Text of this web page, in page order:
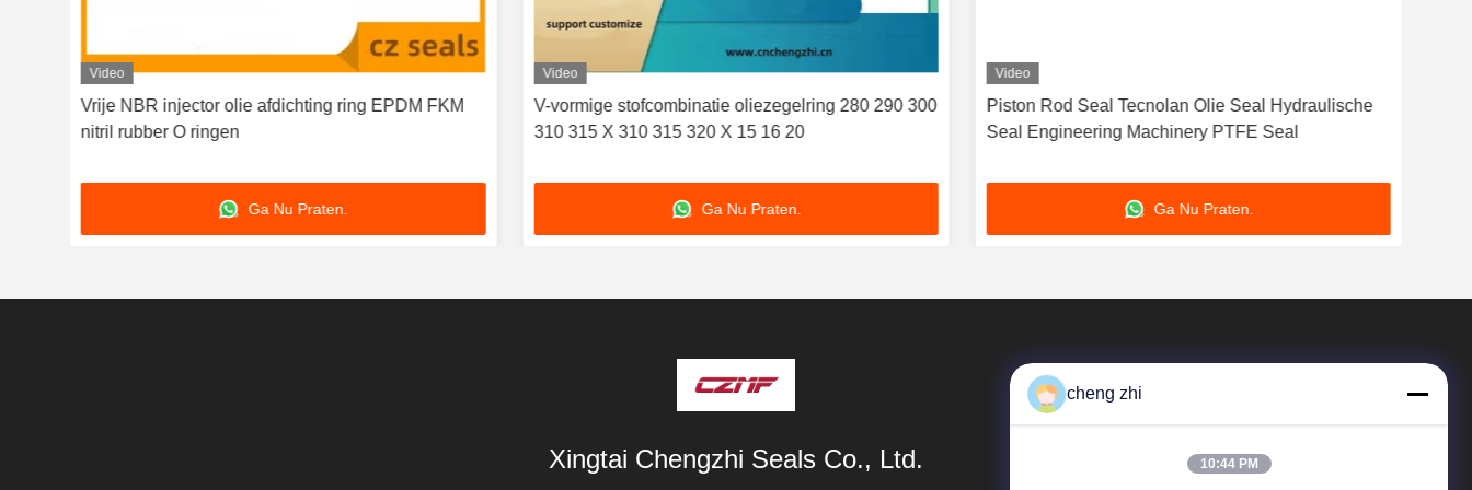
Video
Vrije NBR injector olie afdichting ring EPDM FKM
nitril rubber O ringen
Ga Nu Praten.
Video
V-vormige stofcombinatie oliezegelring 280 290 300
310 315 X 310 315 320 X 15 16 20
Ga Nu Praten.
Video
Piston Rod Seal Tecnolan Olie Seal Hydraulische
Seal Engineering Machinery PTFE Seal
Ga Nu Praten.
Xingtai Chengzhi Seals Co., Ltd.
cheng zhi
10:44 PM